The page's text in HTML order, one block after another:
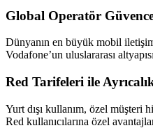
Global Operatör
Dünyanın en büyük mobil
Vodafone’un uluslararası
Red Tarifeleri ile
Yurt dışı kullanım, özel müşteri
Red kullanıcılarına özel